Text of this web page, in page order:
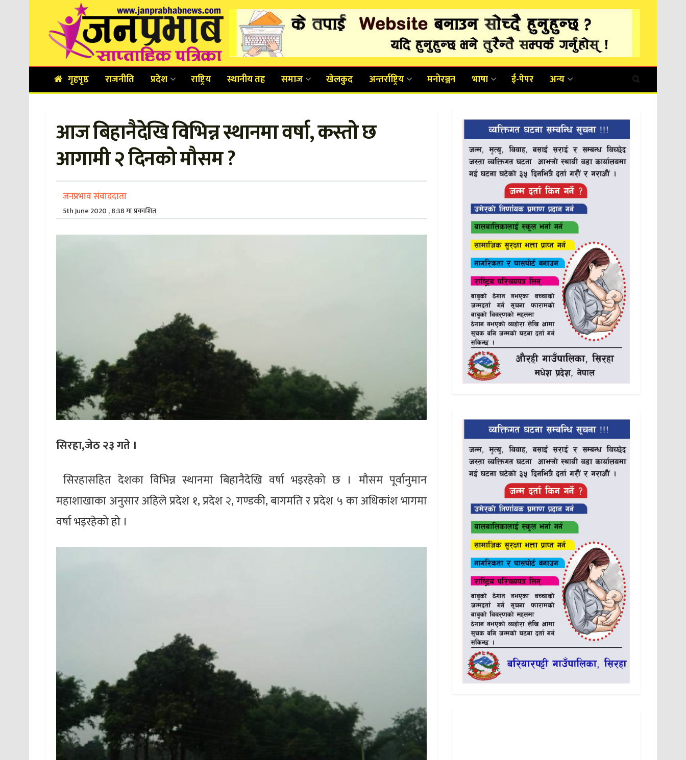
गृहपृष्ठ राजनीति प्रदेश राष्ट्रिय स्थानीय तह समाज खेलकुद अन्तर्राष्ट्रिय मनोरञ्जन भाषा ई-पेपर अन्य
आज बिहानैदेखि विभिन्न स्थानमा वर्षा, कस्तो छ
आगामी २ दिनको मौसम ?
जनप्रभाव संवाददाता
5th June 2020 , 8:38 मा प्रकाशित
सिरहा,जेठ २३ गते ।
सिरहासहित देशका विभिन्न स्थानमा बिहानैदेखि वर्षा भइरहेको छ । मौसम पूर्वानुमान
महाशाखाका अनुसार अहिले प्रदेश १, प्रदेश २, गण्डकी, बागमति र प्रदेश ५ का अधिकांश भागमा
वर्षा भइरहेको हो ।